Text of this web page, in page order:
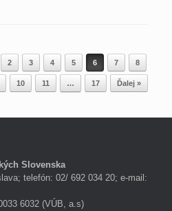
2 3 4 5 6 7 8
10 11 … 17 Ďalej »
Slovenska
telefón: 02/ 692 034 20; e-mail:
6032 (VÚB, a.s)